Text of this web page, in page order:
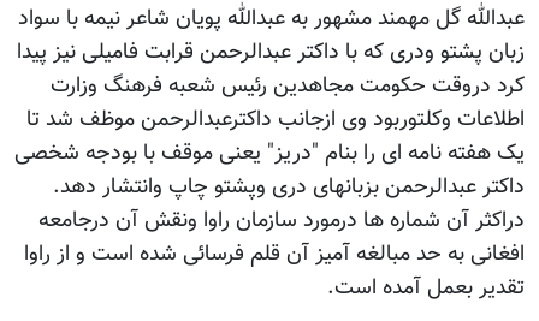
عبدالله گل مهمند مشهور به عبدالله پویان شاعر نیمه با سواد
زبان پشتو ودری که با داکتر عبدالرحمن قرابت فامیلی نیز پیدا
کرد دروقت حکومت مجاهدین رئیس شعبه فرهنگ وزارت
اطلاعات وکلتوربود وی ازجانب داکترعبدالرحمن موظف شد تا
یک هفته نامه ای را بنام "دریز" یعنی موقف با بودجه شخصی
داکتر عبدالرحمن بزبانهای دری وپشتو چاپ وانتشار دهد.
دراکثر آن شماره ها درمورد سازمان راوا ونقش آن درجامعه
افغانی به حد مبالغه آمیز آن قلم فرسائی شده است و از راوا
تقدیر بعمل آمده است.